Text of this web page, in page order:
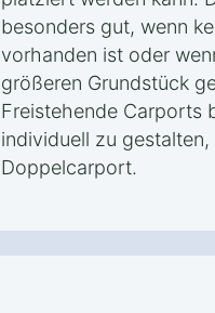
besonders gut, wenn
vorhanden ist oder
größeren Grundstück
Freistehende Carports
individuell zu
Doppelcarport.